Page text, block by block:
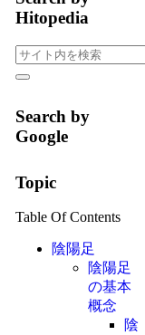
Hitopedia
Search by
Google
Topic
Table Of Contents
陰陽足
陰陽足
の基本
概念
陰